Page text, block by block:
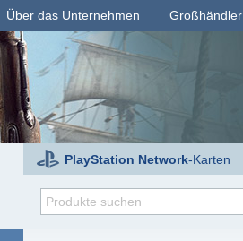
Über das Unternehmen Großhändler
PlayStation Network-Karten